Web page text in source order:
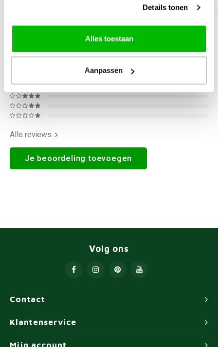
Details tonen
Alles toestaan
Aanpassen
0
BEOORDELINGEN
0Reviews
Alle reviews
Je beoordeling toevoegen
Contact
Volg ons
Klantenservice
Mijn account